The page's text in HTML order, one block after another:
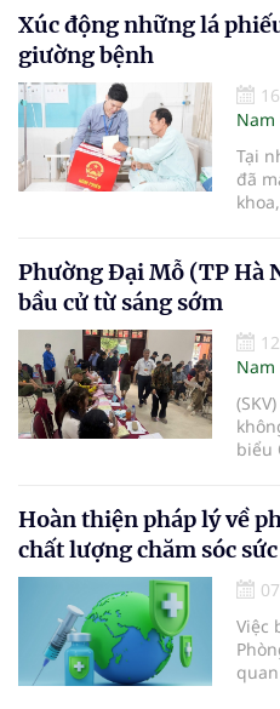
Xúc động những lá
giường bệnh
Nam
Tại
đã
Phường Đại Mỗ (TP Hà
bầu cử từ sáng sớm
Nam
biểu
Nội)
vụ
Hoàn thiện pháp lý về
chất lượng chăm sóc
Việc